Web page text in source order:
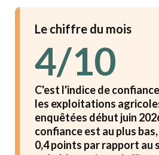
Le chiffre du mois
4/10
C'est l'indice de
les exploitations
enquêtées début juin
confiance est au plus
0,4 points par rapport au